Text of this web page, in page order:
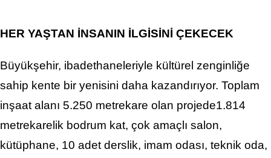
HER YAŞTAN İNSANIN İLGİSİNİ ÇEKECEK
Büyükşehir, ibadethaneleriyle kültürel zenginliğe
sahip kente bir yenisini daha kazandırıyor. Toplam
inşaat alanı 5.250 metrekare olan projede1.814
metrekarelik bodrum kat, çok amaçlı salon,
kütüphane, 10 adet derslik, imam odası, teknik oda,